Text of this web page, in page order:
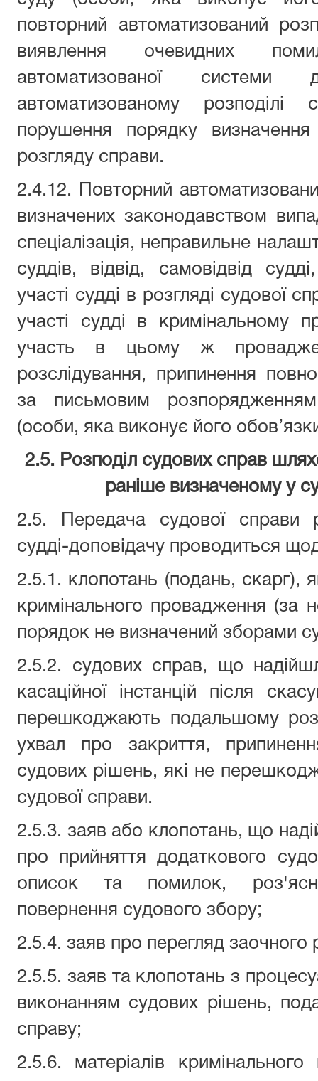
повторний автоматизований
виявлення очевидних
автоматизованої
автоматизованому
порушення порядку визначення
розгляду справи.
2.4.12. Повторний
визначених законодавством
спеціалізація, неправильне
суддів, відвід, самовідвід
участі судді в розгляді судової
участі судді в кримінальному
участь в цьому ж
розслідування, припинення
за письмовим
(особи, яка виконує його
2.5. Розподіл судових справ
раніше визначеному у
2.5. Передача судової справи
судді-доповідачу проводиться
2.5.1. клопотань (подань, скарг),
кримінального провадження
порядок не визначений зборами
2.5.2. судових справ, що
касаційної інстанцій після
перешкоджають подальшому
ухвал про закриття,
судових рішень, які не
судової справи.
2.5.3. заяв або клопотань, що
про прийняття додаткового
описок та помилок,
повернення судового збору;
2.5.4. заяв про перегляд заочного
2.5.5. заяв та клопотань з
виконанням судових рішень,
справу;
2.5.6. матеріалів